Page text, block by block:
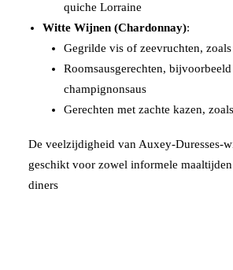
quiche Lorraine
Witte Wijnen (Chardonnay):
Gegrilde vis of zeevruchten,
Roomsausgerechten,
champignonsaus
Gerechten met zachte kazen,
De veelzijdigheid van Auxey-Duresses-
geschikt voor zowel informele
diners